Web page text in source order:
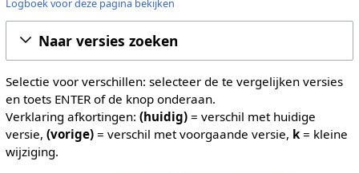
Logboek voor deze pagina bekijken
Naar versies zoeken
Selectie voor verschillen: selecteer de te vergelijken versies
en toets ENTER of de knop onderaan.
Verklaring afkortingen: (huidig)= verschil met huidige
versie, (vorige)= verschil met voorgaande versie, k= kleine
wijziging.